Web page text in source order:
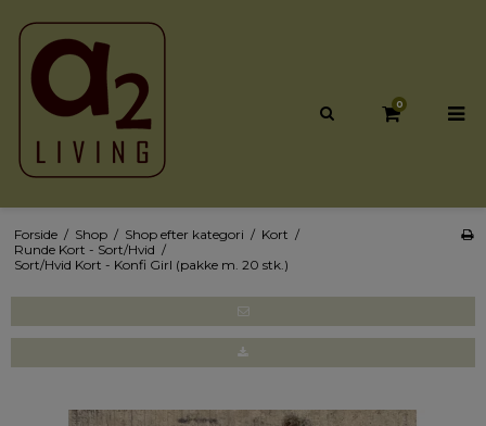
0
Forside / Shop / Shop efter kategori / Kort /
Runde Kort - Sort/Hvid /
Sort/Hvid Kort - Konfi Girl (pakke m. 20 stk.)